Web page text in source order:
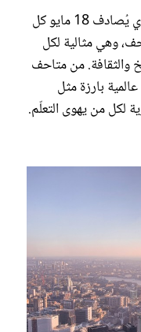
وفي مناسبة اليوم العالمي للمتاحف الذي يُصادف 18 مايو كل
وهي مثالية لكل
والثقافة. من متاحف
بارزة مثل
لكل من يهوى التعلّم.